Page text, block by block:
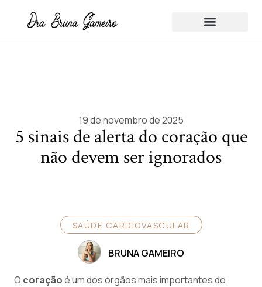
19 de novembro de 2025
5 sinais de alerta do coração que
não devem ser ignorados
BRUNA GAMEIRO
SAÚDE CARDIOVASCULAR
O coraçãoé um dos órgãos mais importantes do